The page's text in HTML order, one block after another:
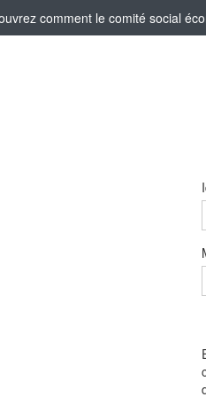
comment le comité social